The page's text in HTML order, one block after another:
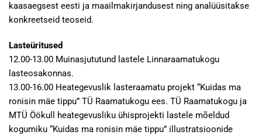
kaasaegsest eesti ja maailmakirjandusest ning analüüsitakse
konkreetseid teoseid.
Lasteüritused
12.00-13.00 Muinasjututund lastele Linnaraamatukogu
lasteosakonnas.
13.00-16.00 Heategevuslik lasteraamatu projekt “Kuidas ma
ronisin mäe tippu” TÜ Raamatukogu ees. TÜ Raamatukogu ja
MTÜ Öökull heategevusliku ühisprojekti lastele mõeldud
kogumiku “Kuidas ma ronisin mäe tippu” illustratsioonide